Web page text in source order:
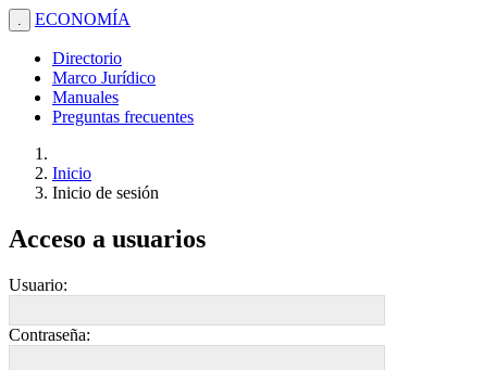
. ECONOMÍA
Directorio
Marco Jurídico
Manuales
Preguntas frecuentes
Inicio
Inicio de sesión
Acceso a usuarios
Usuario:
Contraseña: